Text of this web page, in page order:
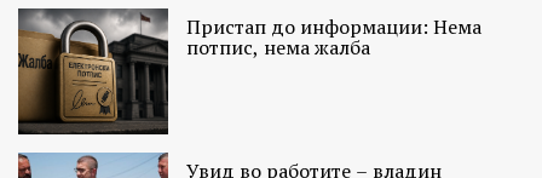
Пристап до информации: Нема
потпис, нема жалба
Увид во работите – владин